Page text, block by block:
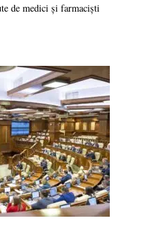
de medici și farmaciști